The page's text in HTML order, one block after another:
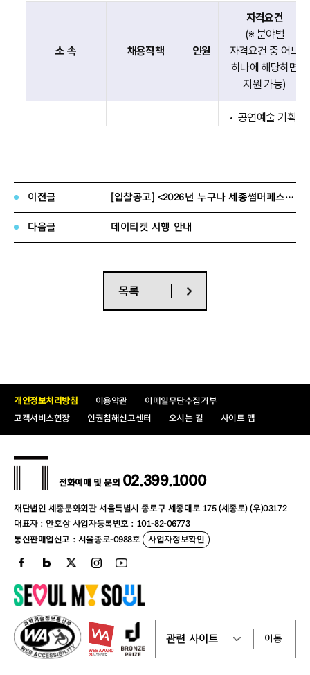
소 속 채용직책 인원
자격요건
(※ 분야별
자격요건 중 어느
하나에 해당하면
지원 가능)
공연예술 기획,
작품 기획·
제작에 5편
지휘자
1명
채용방법 : 블라인드 채용
우대사항
장애인 : 「장애인복지법」 제2조에 따라 등록한 장애인
(유효기간 내), 전형별 만점의 8%
취업지원대상자 : 최종면접 전형 동점자 발생 시 우선
선발함
중복가산은 하지 않으며 여러 기준에 해당 시 가장 유리한
가점 기준을 따름
지원서에 해당사항을 기재하고 유효기간 내 증빙서류를
제출하여야 함
취업지원대상자 : 분야별 선발 예정인원이 3인 이하인
분야는 <국가유공자 등 채용 시 가점제도 관련 보훈처
가이드라인, 2022.6.14.>에 따라 가점 적용하지 않음. 단,
동점자 발생 시 취업지원대상자를 우선 선발함
이전글 [입찰공고] <2026년 누구나 세종썸머페스티벌> 운영대행 용역 (긴급)
다음글 데이티켓 시행 안내
목록
개인정보처리방침 이용약관
이메일무단수집거부
고객서비스헌장
인권침해신고센터 오시는 길 사이트 맵
재단법인 세종문화회관 서울특별시 종로구 세종대로 175 (세종로) (우)03172
대표자 : 안호상 사업자등록번호 : 101-82-06773
통신판매업신고 : 서울종로-0988호 사업자정보확인
전화예매 및 문의 02.399.1000
이동